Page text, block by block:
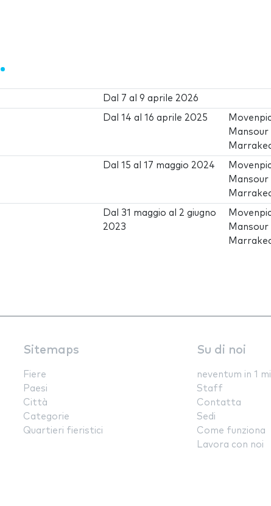
Dal 7 al9 aprile 2026
Dal14 al16 aprile 2025
Mansour
Dal15 al17 maggio 2024
Mansour
Dal 31 maggio al 2 giugno
2023
Mansour
Sitemaps
Fiere
Paesi
Città
Categorie
Quartieri fieristici
Su di noi
neventum in 1
Staff
Contatta
Sedi
Come funziona
Lavora con noi